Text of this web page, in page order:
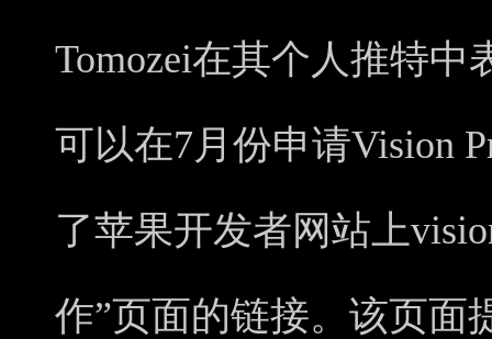
Tomozei在其个人推特
可以在7月份申请Vision
了苹果开发者网站上
作”页面的链接。该页面